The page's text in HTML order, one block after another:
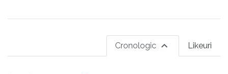
Likeuri
Cronologic